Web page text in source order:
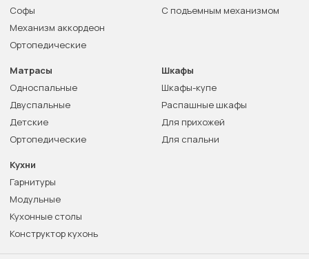
Софы
Механизм аккордеон
Ортопедические
С подъемным механизмом
Матрасы
Односпальные
Двуспальные
Детские
Ортопедические
Шкафы
Шкафы-купе
Распашные шкафы
Для прихожей
Для спальни
Кухни
Гарнитуры
Модульные
Кухонные столы
Конструктор кухонь